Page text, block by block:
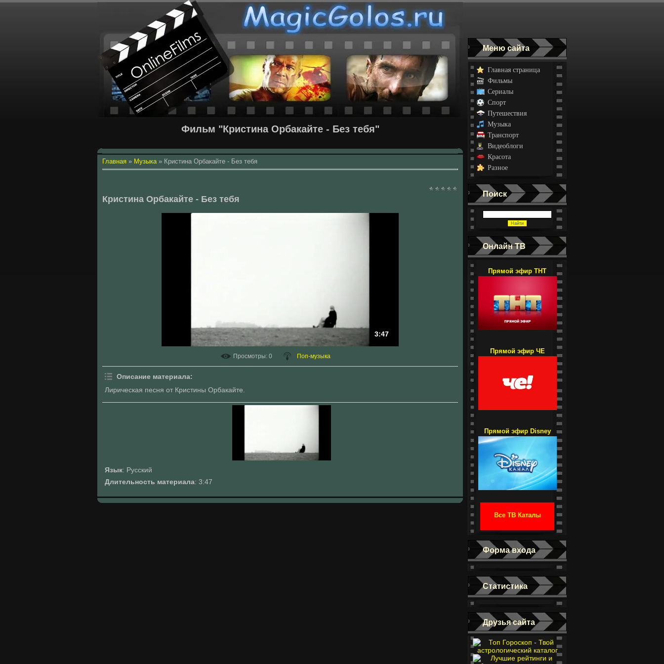
Фильм "Кристина Орбакайте - Без тебя"
Главная » Музыка» Кристина Орбакайте - Без тебя
Кристина Орбакайте - Без тебя
3:47
Просмотры: 0 Поп-музыка
Описание материала:
Лирическая песня от Кристины Орбакайте.
Язык: Русский
Длительность материала: 3:47
Меню сайта
Главная страница
Фильмы
Сериалы
Спорт
Путешествия
Музыка
Транспорт
Видеоблоги
Красота
Разное
Поиск
Онлайн ТВ
Прямой эфир ТНТ
Прямой эфир ЧЕ
Прямой эфир Disney
Все ТВ Каталы
Форма входа
Статистика
Друзья сайта